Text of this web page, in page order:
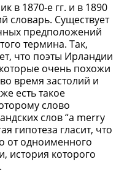
в 1870-е гг. и в 1890
словарь. Существует
предположений
термина. Так,
что поэты Ирландии
очень похожи
время застолий и
есть такое
слово
слов “a merry
гипотеза гласит, что
от одноименного
история которого